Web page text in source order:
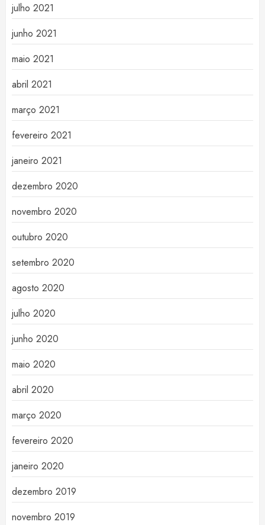
julho 2021
junho 2021
maio 2021
abril 2021
março 2021
fevereiro 2021
janeiro 2021
dezembro 2020
novembro 2020
outubro 2020
setembro 2020
agosto 2020
julho 2020
junho 2020
maio 2020
abril 2020
março 2020
fevereiro 2020
janeiro 2020
dezembro 2019
novembro 2019